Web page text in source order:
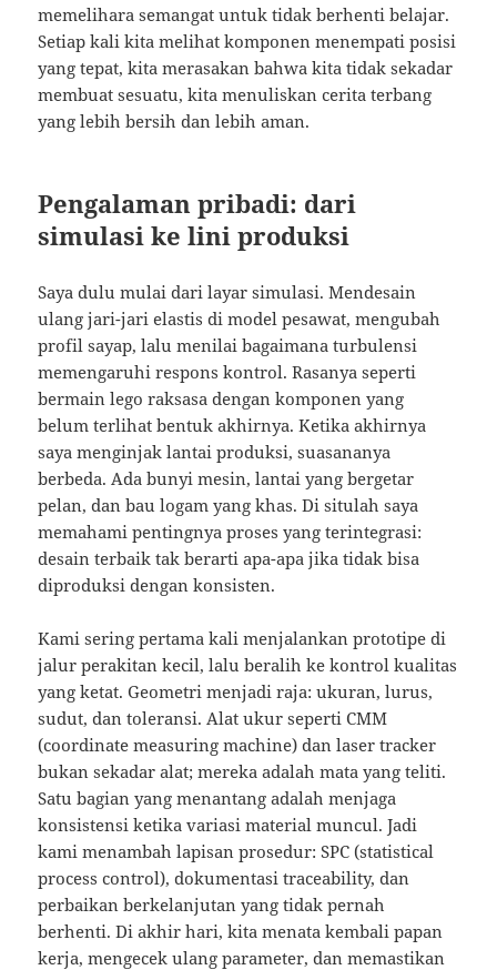
memelihara semangat untuk tidak berhenti belajar.
Setiap kali kita melihat komponen menempati posisi
yang tepat, kita merasakan bahwa kita tidak sekadar
membuat sesuatu, kita menuliskan cerita terbang
yang lebih bersih dan lebih aman.
Pengalaman pribadi: dari
simulasi ke lini produksi
Saya dulu mulai dari layar simulasi. Mendesain
ulang jari-jari elastis di model pesawat, mengubah
profil sayap, lalu menilai bagaimana turbulensi
memengaruhi respons kontrol. Rasanya seperti
bermain lego raksasa dengan komponen yang
belum terlihat bentuk akhirnya. Ketika akhirnya
saya menginjak lantai produksi, suasananya
berbeda. Ada bunyi mesin, lantai yang bergetar
pelan, dan bau logam yang khas. Di situlah saya
memahami pentingnya proses yang terintegrasi:
desain terbaik tak berarti apa-apa jika tidak bisa
diproduksi dengan konsisten.
Kami sering pertama kali menjalankan prototipe di
jalur perakitan kecil, lalu beralih ke kontrol kualitas
yang ketat. Geometri menjadi raja: ukuran, lurus,
sudut, dan toleransi. Alat ukur seperti CMM
(coordinate measuring machine) dan laser tracker
bukan sekadar alat; mereka adalah mata yang teliti.
Satu bagian yang menantang adalah menjaga
konsistensi ketika variasi material muncul. Jadi
kami menambah lapisan prosedur: SPC (statistical
process control), dokumentasi traceability, dan
perbaikan berkelanjutan yang tidak pernah
berhenti. Di akhir hari, kita menata kembali papan
kerja, mengecek ulang parameter, dan memastikan